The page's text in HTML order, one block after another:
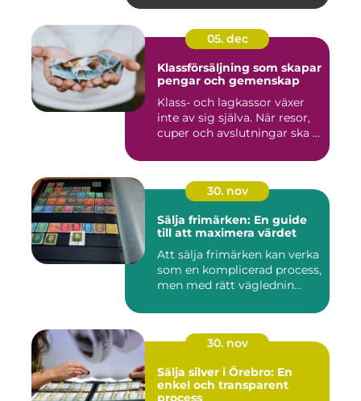
05. dec
Klassförsäljning som skapar
pengar och gemenskap
Klass- och lagkassor växer
inte av sig själva. När resor,
cuper och avslutningar ska ...
30. nov
Sälja frimärken: En guide
till att maximera värdet
Att sälja frimärken kan verka
som en komplicerad process,
men med rätt väglednin...
30. nov
Sälja silver i Örebro: En
enkel och transparent
process